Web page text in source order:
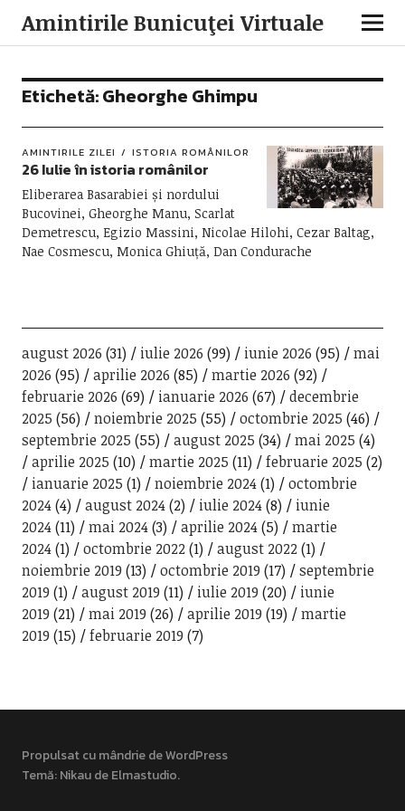
Amintirile Bunicuţei Virtuale
Etichetă:Gheorghe Ghimpu
AMINTIRILE ZILEI ISTORIA ROMÂNILOR
26 Iulie în istoria românilor
Eliberarea Basarabiei și nordului
Bucovinei, Gheorghe Manu, Scarlat
Demetrescu, Egizio Massini, Nicolae Hilohi, Cezar Baltag,
Nae Cosmescu, Monica Ghiuță, Dan Condurache
august 2026 (31) iulie 2026 (99) iunie 2026 (95)
mai
2026 (95) aprilie 2026 (85) martie 2026 (92)
februarie 2026 (69) ianuarie 2026 (67)
decembrie
2025 (56) noiembrie 2025 (55) octombrie 2025 (46)
septembrie 2025 (55) august 2025 (34) mai 2025 (4)
aprilie 2025 (10) martie 2025 (11) februarie 2025 (2)
ianuarie 2025 (1) noiembrie 2024(1)
octombrie
2024(4) august 2024(2) iulie 2024(8)
iunie
2024(11) mai 2024(3) aprilie 2024(5)
martie
2024(1) octombrie 2022(1) august 2022(1)
noiembrie 2019 (13) octombrie 2019 (17)
septembrie
2019 (1) august 2019 (11) iulie 2019 (20)
iunie
2019 (21) mai 2019 (26) aprilie 2019 (19)
martie
2019 (15) februarie 2019 (7)
Propulsat cu mândrie de WordPress
Temă: Nikau deElmastudio.